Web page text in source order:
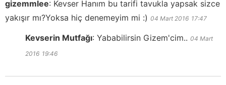
gizemmlee: Kevser Hanım bu tarifi tavukla yapsak sizce
yakışır mı?Yoksa hiç denemeyim mi :) 04 Mart 2016 17:47
Kevserin Mutfağı: Yababilirsin Gizem'cim.. 04 Mart
2016 19:46